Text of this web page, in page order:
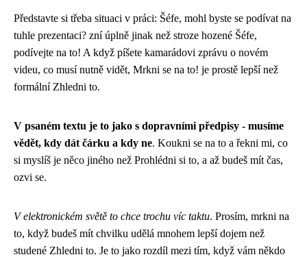
Představte si třeba situaci v práci: Šéfe, mohl byste se podívat na
tuhle prezentaci? zní úplně jinak než stroze hozené Šéfe,
podívejte na to! A když píšete kamarádovi zprávu o novém
videu, co musí nutně vidět, Mrkni se na to! je prostě lepší než
formální Zhledni to.
V psaném textu je to jako s dopravními předpisy - musíme
vědět, kdy dát čárku a kdy ne. Koukni se na to a řekni mi, co
si myslíš je něco jiného než Prohlédni si to, a až budeš mít čas,
ozvi se.
V elektronickém světě to chce trochu víc taktu. Prosím, mrkni na
to, když budeš mít chvilku udělá mnohem lepší dojem než
studené Zhledni to. Je to jako rozdíl mezi tím, když vám někdo